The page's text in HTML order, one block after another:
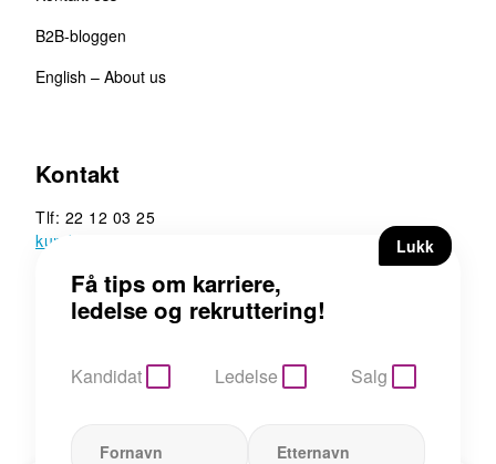
B2B-bloggen
English – About us
Kontakt
Tlf: 22 12 03 25
kunde@b2b.no
B2B Executive Search &
Rekruttering AS
Kandidat Ledelse Salg